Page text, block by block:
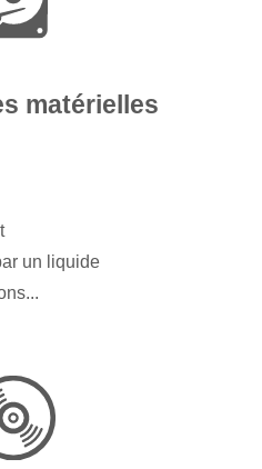
matérielles
un liquide